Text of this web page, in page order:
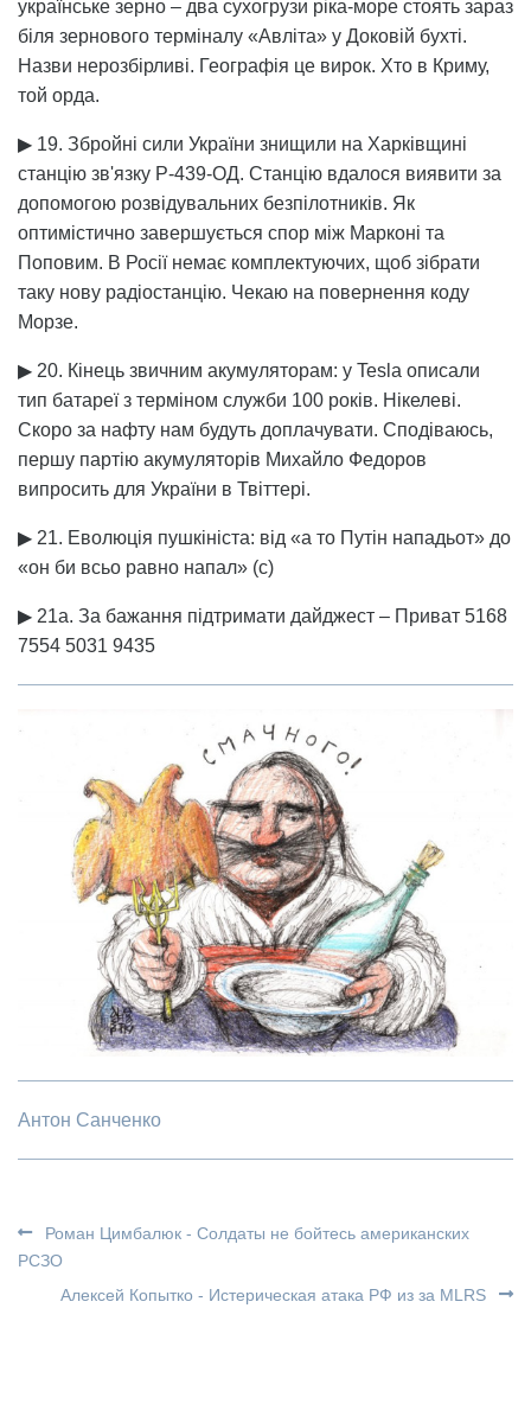
українське зерно – два сухогрузи ріка-море стоять зараз
біля зернового терміналу «Авліта» у Доковій бухті.
Назви нерозбірливі. Географія це вирок. Хто в Криму,
той орда.
▶ 19. Збройні сили України знищили на Харківщині
станцію зв'язку Р-439-ОД. Станцію вдалося виявити за
допомогою розвідувальних безпілотників. Як
оптимістично завершується спор між Марконі та
Поповим. В Росії немає комплектуючих, щоб зібрати
таку нову радіостанцію. Чекаю на повернення коду
Морзе.
▶ 20. Кінець звичним акумуляторам: у Tesla описали
тип батареї з терміном служби 100 років. Нікелеві.
Скоро за нафту нам будуть доплачувати. Сподіваюсь,
першу партію акумуляторів Михайло Федоров
випросить для України в Твіттері.
▶ 21. Еволюція пушкініста: від «а то Путін нападьот» до
«он би всьо равно напал» (с)
▶ 21а. За бажання підтримати дайджест – Приват 5168
7554 5031 9435
Антон Санченко
Роман Цимбалюк - Солдаты не бойтесь американских
РСЗО
Алексей Копытко - Истерическая атака РФ из за MLRS